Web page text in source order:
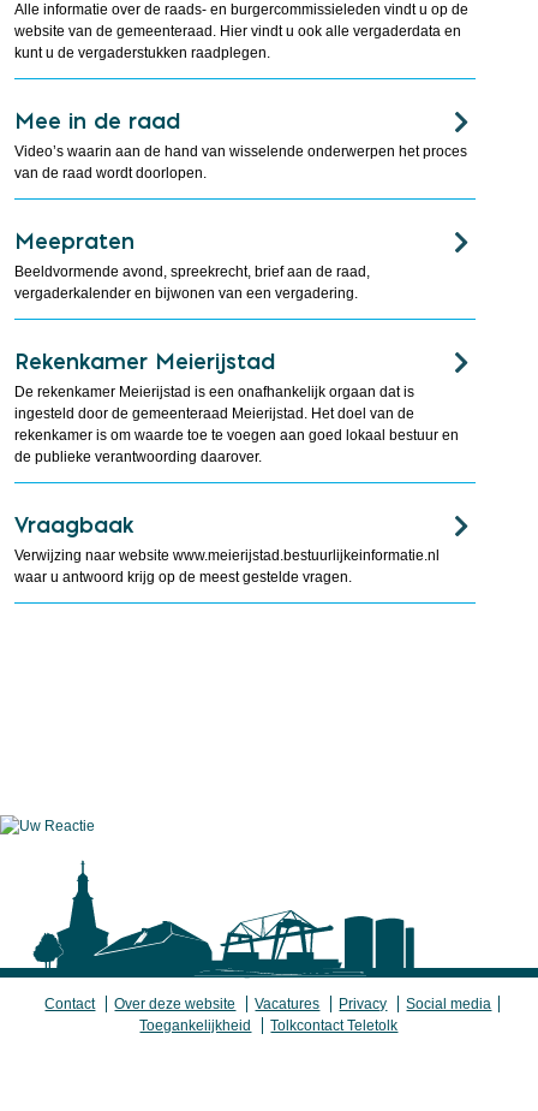
Alle informatie over de raads- en burgercommissieleden vindt u op de
website van de gemeenteraad. Hier vindt u ook alle vergaderdata en
kunt u de vergaderstukken raadplegen.
Mee in de raad
Video’s waarin aan de hand van wisselende onderwerpen het proces
van de raad wordt doorlopen.
Meepraten
Beeldvormende avond, spreekrecht, brief aan de raad,
vergaderkalender en bijwonen van een vergadering.
Rekenkamer Meierijstad
De rekenkamer Meierijstad is een onafhankelijk orgaan dat is
ingesteld door de gemeenteraad Meierijstad. Het doel van de
rekenkamer is om waarde toe te voegen aan goed lokaal bestuur en
de publieke verantwoording daarover.
Vraagbaak
Verwijzing naar website www.meierijstad.bestuurlijkeinformatie.nl
waar u antwoord krijg op de meest gestelde vragen.
Contact Over deze website Vacatures Privacy
Social media
Toegankelijkheid
Tolkcontact Teletolk